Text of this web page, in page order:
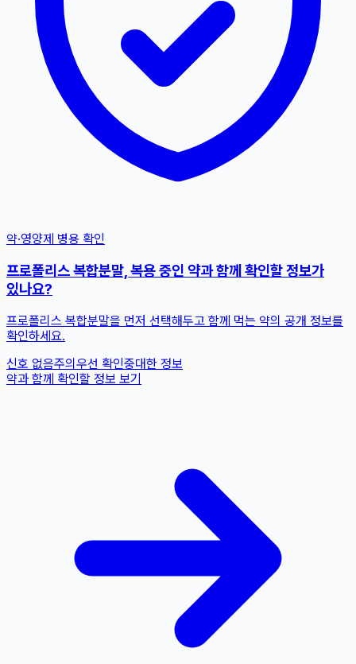
약·영양제 병용 확인
프로폴리스 복합분말, 복용 중인 약과 함께 확인할 정보가
있나요?
프로폴리스 복합분말을 먼저 선택해두고 함께 먹는 약의 공개 정보를
확인하세요.
신호 없음주의 우선 확인중대한 정보
약과 함께 확인할 정보 보기